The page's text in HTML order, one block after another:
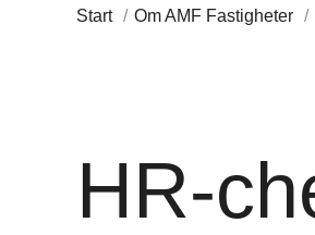
Start Om AMF Fastigheter
HR-